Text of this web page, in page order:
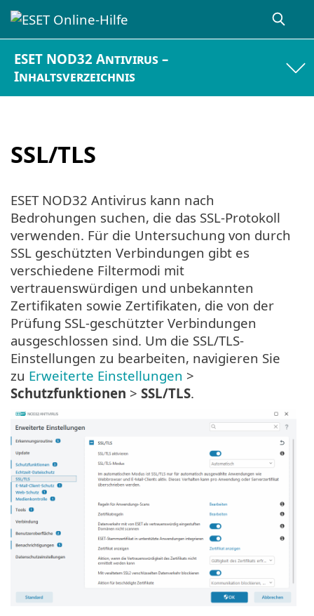
ESET NOD32 Antivirus –
Inhaltsverzeichnis
SSL/TLS
ESET NOD32 Antivirus kann nach
Bedrohungen suchen, die das SSL-Protokoll
verwenden. Für die Untersuchung von durch
SSL geschützten Verbindungen gibt es
verschiedene Filtermodi mit
vertrauenswürdigen und unbekannten
Zertifikaten sowie Zertifikaten, die von der
Prüfung SSL-geschützter Verbindungen
ausgeschlossen sind. Um die SSL/TLS-
Einstellungen zu bearbeiten, navigieren Sie
zu Erweiterte Einstellungen >
Schutzfunktionen > SSL/TLS.